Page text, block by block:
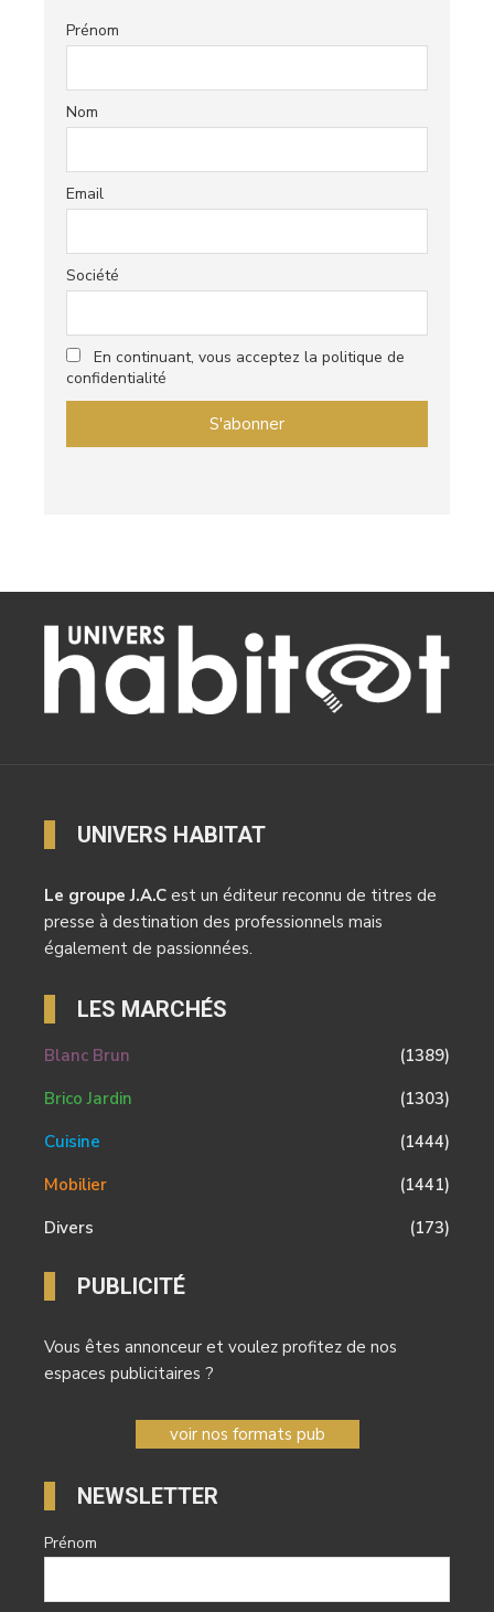
Prénom
Nom
Email
Société
En continuant, vous acceptez la politique de
confidentialité
UNIVERS HABITAT
Le groupe J.A.C est un éditeur reconnu de titres de
presse à destination des professionnels mais
également de passionnées.
LES MARCHÉS
Blanc Brun
(1389)
Brico Jardin
(1303)
Cuisine
(1444)
Mobilier
(1441)
Divers
(173)
PUBLICITÉ
Vous êtes annonceur et voulez profitez de nos
espaces publicitaires ?
voir nos formats pub
NEWSLETTER
Prénom